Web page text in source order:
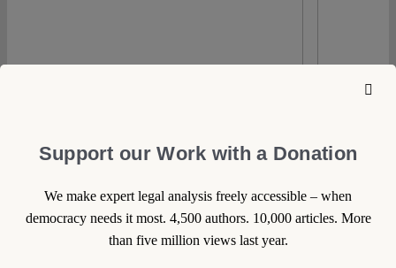
Support our Work with a Donation
We make expert legal analysis freely accessible – when
democracy needs it most. 4,500 authors. 10,000 articles. More
than five million views last year.